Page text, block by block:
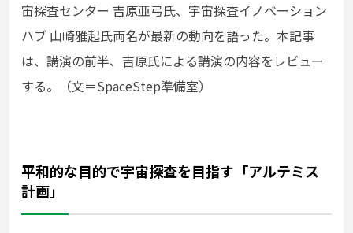
宙探査センター 吉原亜弓氏、宇宙探査イノベーション
ハブ 山崎雅起氏両名が最新の動向を語った。本記事
は、講演の前半、吉原氏による講演の内容をレビュー
する。（文＝SpaceStep準備室）
平和的な目的で宇宙探査を目指す「アルテミス
計画」